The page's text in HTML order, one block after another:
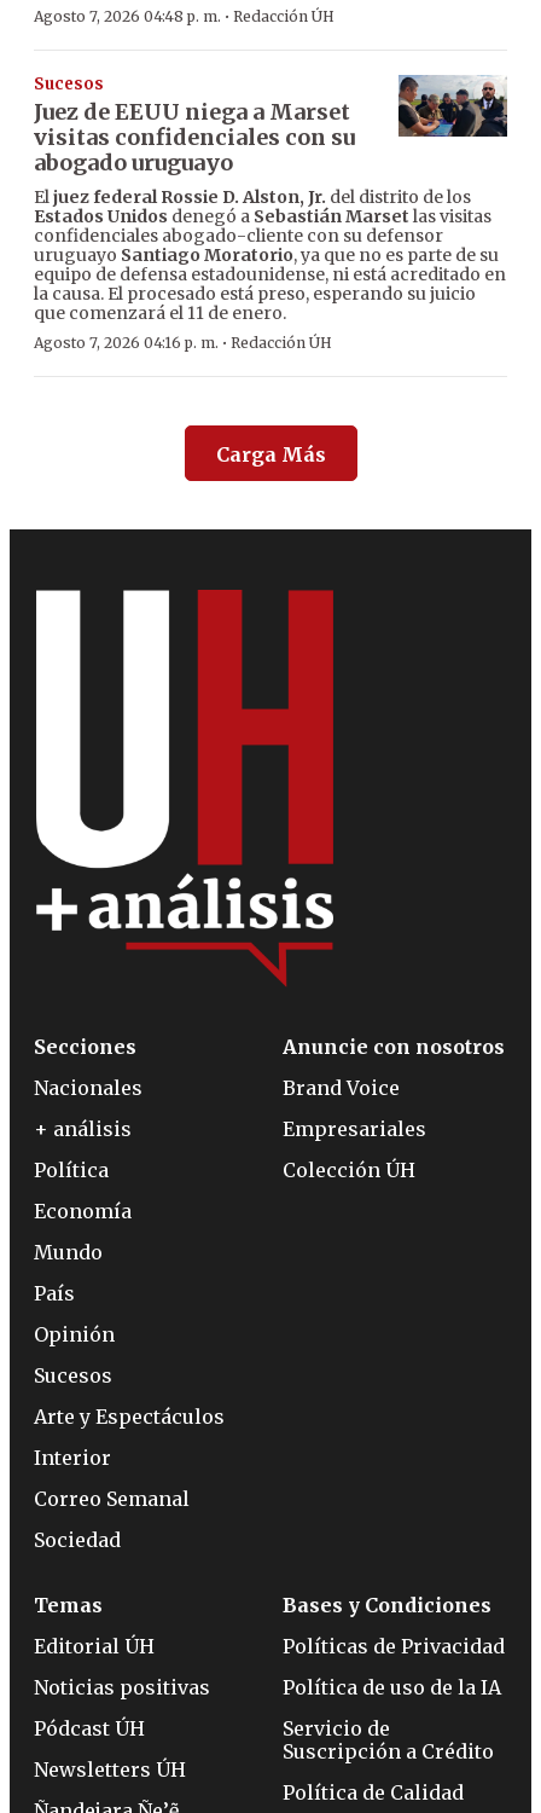
Agosto 7, 2026 04:48 p. m. · Redacción ÚH
Sucesos
Juez de EEUU niega a Marset
visitas confidenciales con su
abogado uruguayo
Eljuez federal Rossie D. Alston, Jr. del distrito de los
Estados Unidos denegó a Sebastián Marset las visitas
confidenciales abogado-cliente con su defensor
uruguayo Santiago Moratorio, ya que no es parte de su
equipo de defensa estadounidense, ni está acreditado en
la causa. El procesado está preso, esperando su juicio
que comenzará el 11 de enero.
Agosto 7, 2026 04:16 p. m. · Redacción ÚH
Carga Más
Secciones
Nacionales
+ análisis
Política
Economía
Mundo
País
Opinión
Sucesos
Arte y Espectáculos
Interior
Correo Semanal
Sociedad
Anuncie con nosotros
Brand Voice
Empresariales
Colección ÚH
Temas
Editorial ÚH
Noticias positivas
Pódcast ÚH
Newsletters ÚH
Bases y Condiciones
Políticas de Privacidad
Política de uso de la IA
Servicio de
Suscripción a Crédito
Política de Calidad